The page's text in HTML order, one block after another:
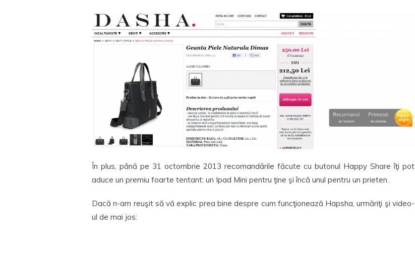
În plus, până pe 31 octombrie 2013 recomandările făcute cu butonul Happy Share îţi pot
aduce un premiu foarte tentant: un Ipad Mini pentru ţine şi încă unul pentru un prieten.
Dacă n-am reuşit să vă explic prea bine despre cum funcţionează Hapsha, urmăriţi şi video-
ul de mai jos: